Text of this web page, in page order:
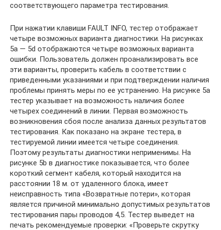
соответствующего параметра тестирования.
При нажатии клавиши FAULT INFO, тестер отображает
четыре возможных варианта диагностики. На рисунках
5a — 5d отображаются четыре возможных варианта
ошибки. Пользователь должен проанализировать все
эти варианты, проверить кабель в соответствии с
приведенными указаниями и при подтверждении наличия
проблемы принять меры по ее устранению. На рисунке 5a
тестер указывает на возможность наличия более
четырех соединений в линии. Первая возможность
возникновения сбоя после анализа данных результатов
тестирования. Как показано на экране тестера, в
тестируемой линии имеется четыре соединения.
Поэтому результаты диагностики неприменимы. На
рисунке 5b в диагностике показывается, что более
короткий сегмент кабеля, который находится на
расстоянии 18 м. от удаленного блока, имеет
неисправность типа «Возвратные потери», которая
является причиной минимально допустимых результатов
тестирования пары проводов 4,5. Тестер выведет на
печать рекомендуемые проверки: «Проверьте скрутку